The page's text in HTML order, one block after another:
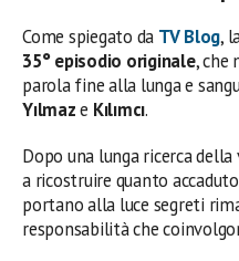
Come spiegato da TV Blog,
35° episodio originale, che
parola fine alla lunga e
Yılmaze Kılımcı.
Dopo una lunga ricerca
a ricostruire quanto
portano alla luce segreti
responsabilità che